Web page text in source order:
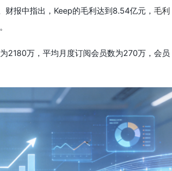
报中指出，Keep的毛利达到8.54亿元， 毛利
2180万，平均月度订阅会员数为270万，会员